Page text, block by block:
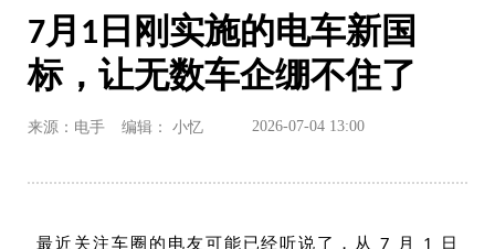
7月1日刚实施的电车新国
标，让无数车企绷不住了
来源：电手 编辑： 小忆 2026-07-04 13:00
最近关注车圈的电友可能已经听说了，从7 月 1 日